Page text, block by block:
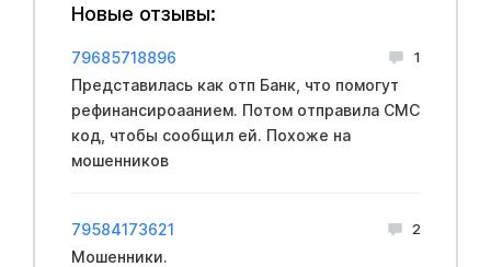
Новые отзывы:
79685718896 1
Представилась как отп Банк, что помогут
рефинансироаанием. Потом отправила СМС
код, чтобы сообщил ей. Похоже на
мошенников
79584173621 2
Мошенники.